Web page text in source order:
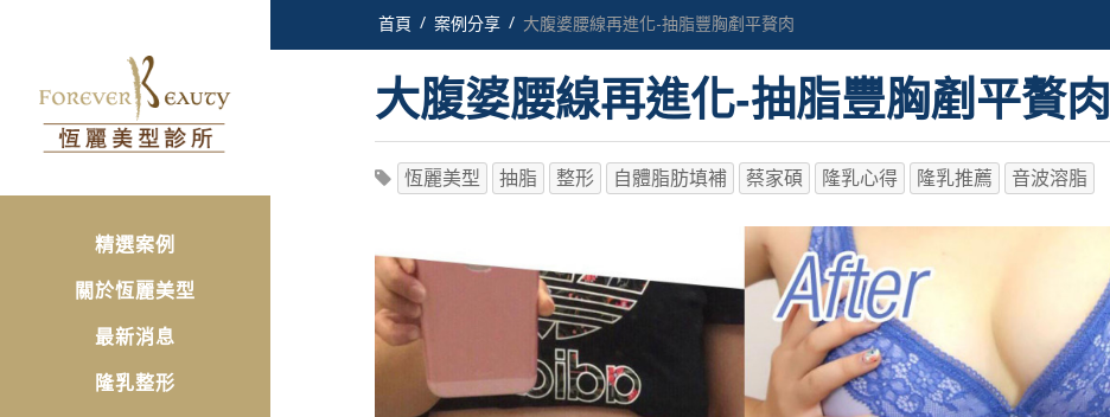
精選案例
關於恆麗美型
最新消息
隆乳整形
首頁 案例分享 大腹婆腰線再進化-抽脂豐胸剷平贅肉
大腹婆腰線再進化-抽脂豐胸剷平贅肉
恆麗美型 抽脂 整形 自體脂肪填補 蔡家碩 隆乳心得 隆乳推薦 音波溶脂